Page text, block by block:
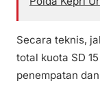
Secara teknis,
total kuota SD
penempatan